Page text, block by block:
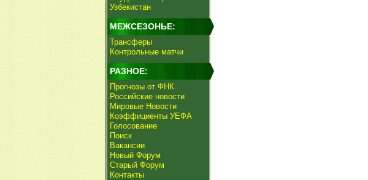
Узбекистан
МЕЖСЕЗОНЬЕ:
Трансферы
Контрольные матчи
РАЗНОЕ:
Прогнозы от ФНК
Российские новости
Мировые Новости
Коэффициенты УЕФА
Голосование
Поиск
Вакансии
Новый Форум
Старый Форум
Контакты